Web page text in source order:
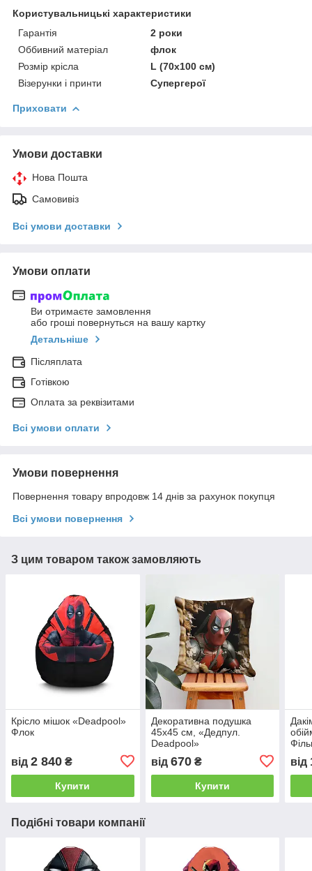
Користувальницькі характеристики
Гарантія
2 роки
Оббивний матеріал
флок
Розмір крісла
L (70x100 см)
Візерунки і принти
Супергерої
Приховати
Умови доставки
Нова Пошта
Самовивіз
Всі умови доставки
Умови оплати
Ви отримаєте замовлення
або гроші повернуться на вашу картку
Детальніше
Післяплата
Готівкою
Оплата за реквізитами
Всі умови оплати
Умови повернення
Повернення товару впродовж 14 днів за рахунок покупця
Всі умови повернення
З цим товаром також замовляють
Крісло мішок «Deadpool»
Флок
від 2 840 ₴
Купити
Декоративна подушка
45х45 см, «Дедпул.
Deadpool»
від 670₴
Купити
від
Подібні товари компанії